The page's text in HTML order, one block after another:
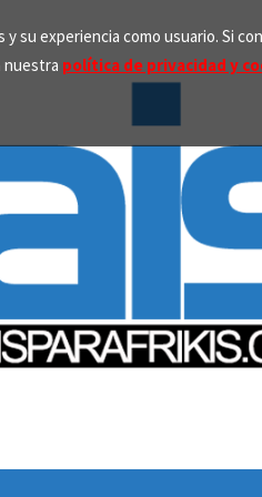
su experiencia como usuario. Si
nuestra política de privacidad y